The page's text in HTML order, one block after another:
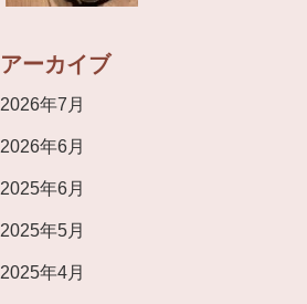
アーカイブ
2026年7月
2026年6月
2025年6月
2025年5月
2025年4月